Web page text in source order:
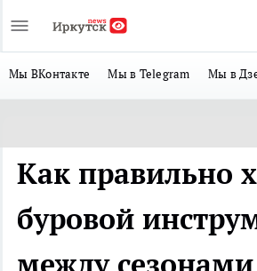
Мы ВКонтакте Мы в Telegram Мы в
Как правильно
буровой